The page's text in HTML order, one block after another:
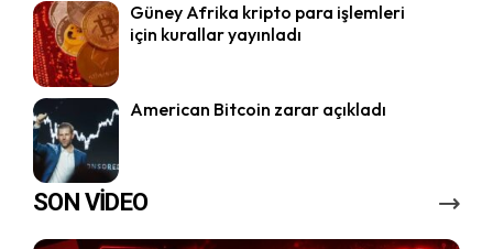
Güney Afrika kripto para işlemleri
için kurallar yayınladı
American Bitcoin zarar açıkladı
SON VİDEO